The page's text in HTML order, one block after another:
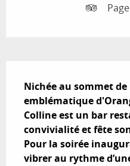
Nichée au sommet
emblématique
Colline est un bar
convivialité et fête
Pour la soirée
vibrer au rythme